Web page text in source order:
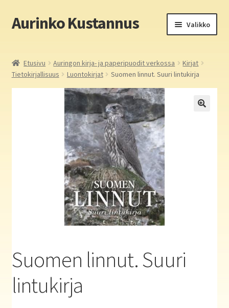
Siirry
navigointiin
Siirry
sisältöön
Aurinko Kustannus Valikko
Yritys
Aurinko Kustannus: kirjat
Auringon kirja- ja paperipuodit verkossa
Etusivu Auringon kirja- ja paperipuodit verkossa
Kirjat
Tietokirjallisuus
Luontokirjat Suomen linnut. Suuri lintukirja
Suomen linnut. Suuri
lintukirja